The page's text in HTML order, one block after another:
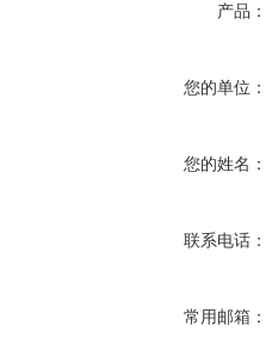
产品：
您的单位：
您的姓名：
联系电话：
常用邮箱：